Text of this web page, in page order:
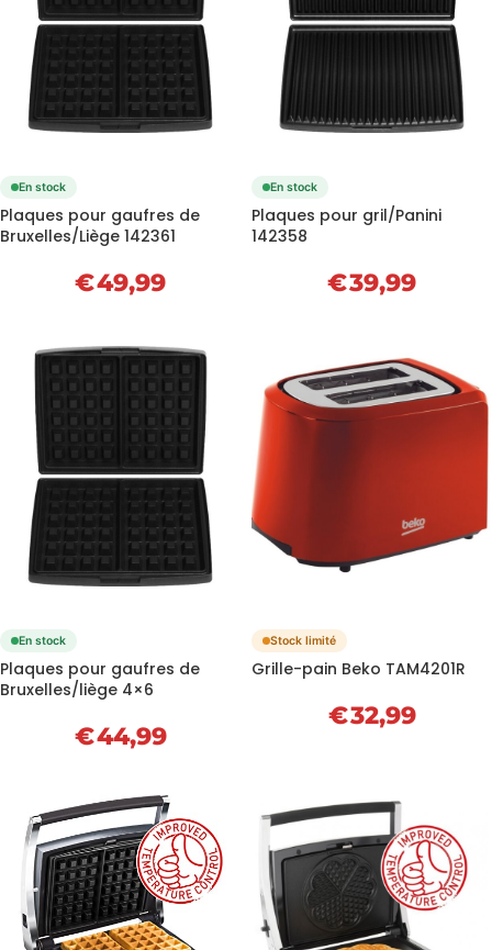
En stock
Plaques pour gaufres de
Bruxelles/Liège 142361
€49,99
En stock
Plaques pour gril/Panini
142358
€39,99
En stock
Plaques pour gaufres de
Bruxelles/liège 4×6
€44,99
Stock limité
Grille-pain Beko TAM4201R
€32,99